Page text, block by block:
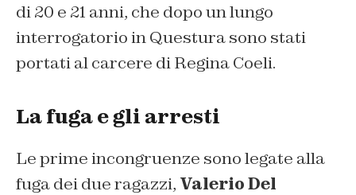
di 20 e 21 anni, che dopo un lungo
interrogatorio in Questura sono stati
portati al carcere di Regina Coeli.
La fuga e gli arresti
Le prime incongruenze sono legate alla
fuga dei due ragazzi, Valerio Del